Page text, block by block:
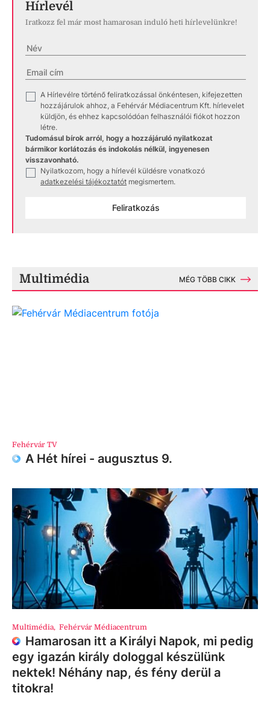
Hírlevél
Iratkozz fel már most hamarosan induló heti hírlevelünkre!
A Hírlevélre történő feliratkozással önkéntesen, kifejezetten
hozzájárulok ahhoz, a Fehérvár Médiacentrum Kft. hírlevelet
küldjön, és ehhez kapcsolódóan felhasználói fiókot hozzon
létre.
Tudomásul bírok arról, hogy a hozzájáruló nyilatkozat
bármikor korlátozás és indokolás nélkül, ingyenesen
visszavonható.
Nyilatkozom, hogy a hírlevél küldésre vonatkozó
adatkezelési tájékoztatót megismertem.
Feliratkozás
Multimédia MÉG TÖBB CIKK
Fehérvár TV
A Hét hírei - augusztus 9.
Multimédia, Fehérvár Médiacentrum
Hamarosan itt a Királyi Napok, mi pedig
egy igazán király dologgal készülünk
nektek! Néhány nap, és fény derül a
titokra!